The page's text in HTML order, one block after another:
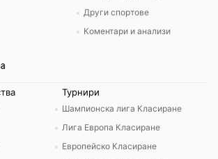
Други спортове
Коментари и анализи
Турнири
Шампионска лига Класиране
Лига Европа Класиране
Европейско Класиране